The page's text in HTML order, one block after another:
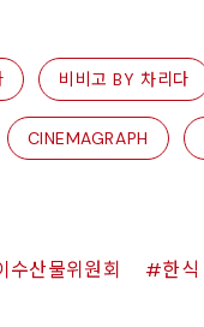
비비고 BY 차리다
CINEMAGRAPH
수산물위원회 한식